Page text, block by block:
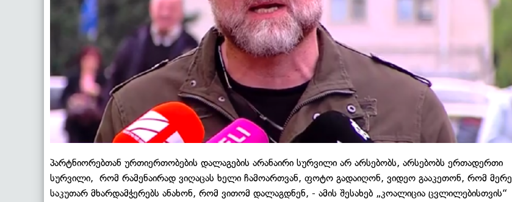
პარტნიორებთან ურთიერთობების დალაგების არანაირი სურვილი არ არსებობს, არსებობს ერთადერთი
სურვილი, რომ რამენაირად ვიღაცას ხელი ჩამოართვან, ფოტო გადაიღონ, ვიდეო გააკეთონ, რომ მერე
საკუთარ მხარდამჭერებს ანახონ, რომ ვითომ დალაგდნენ, - ამის შესახებ „კოალიცია ცვლილებისთვის“